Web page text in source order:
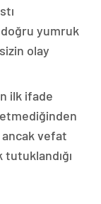
doğru yumruk
olay
ilk ifade
etmediğinden
ancak vefat